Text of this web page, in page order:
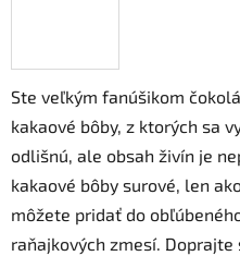
Ste veľkým fanúšikom
kakaové bôby, z ktorých sa
odlišnú, ale obsah živín je
kakaové bôby surové, len
môžete pridať do
raňajkových zmesí.